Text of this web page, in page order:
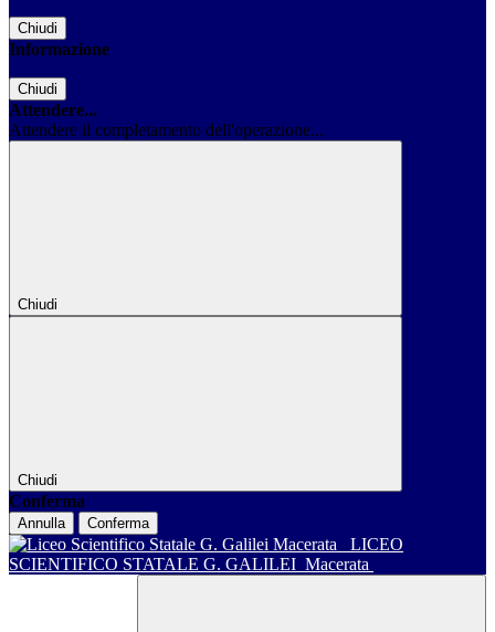
Chiudi
Informazione
Chiudi
Attendere...
Attendere il completamento dell'operazione...
Chiudi
Chiudi
Conferma
Annulla Conferma
LICEO
SCIENTIFICO STATALE G. GALILEI Macerata